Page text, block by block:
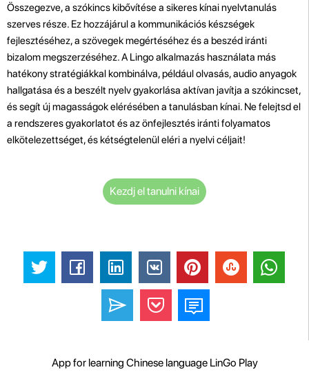
Összegezve, a szókincs kibővítése a sikeres kínai nyelvtanulás
szerves része. Ez hozzájárul a kommunikációs készségek
fejlesztéséhez, a szövegek megértéséhez és a beszéd iránti
bizalom megszerzéséhez. A Lingo alkalmazás használata más
hatékony stratégiákkal kombinálva, például olvasás, audio anyagok
hallgatása és a beszélt nyelv gyakorlása aktívan javítja a szókincset,
és segít új magasságok elérésében a tanulásban kínai. Ne felejtsd el
a rendszeres gyakorlatot és az önfejlesztés iránti folyamatos
elkötelezettséget, és kétségtelenül eléri a nyelvi céljait!
Kezdj el tanulni kínai
App for learning Chinese language LinGo Play